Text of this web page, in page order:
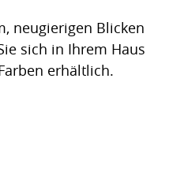
neugierigen Blicken
sich in Ihrem Haus
erhältlich.